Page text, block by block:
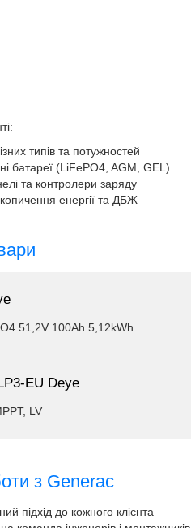
типів та потужностей
батареї (LiFePO4, AGM, GEL)
та контролери заряду
енергії та ДБЖ
51,2V 100Ah 5,12kWh
EU Deye
LV
з Generac
підхід до кожного клієнта